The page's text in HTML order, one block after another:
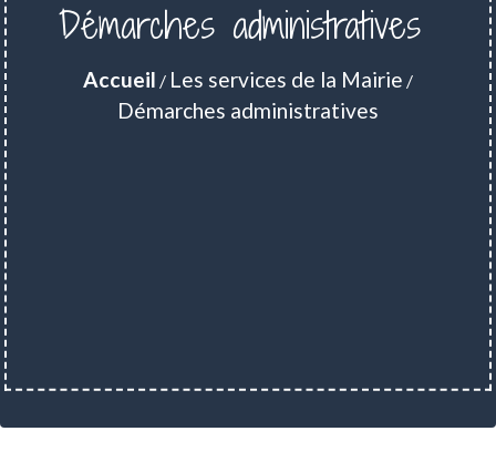
Démarches administratives
Accueil / Les services de la Mairie /
Démarches administratives